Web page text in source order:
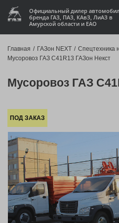
Официальный дилер
бренда ГАЗ, ПАЗ, КАвЗ, ЛиАЗ в
Амурской области и ЕАО
Запчасти
Услуги и сервис
Акции
О компании
Контакты
Производство автофургонов
Главная / ГАЗон NEXT / Спецтехника
Мусоровоз ГАЗ C41R13 ГАЗон Некст
Мусоровоз ГАЗ
ПОД ЗАКАЗ